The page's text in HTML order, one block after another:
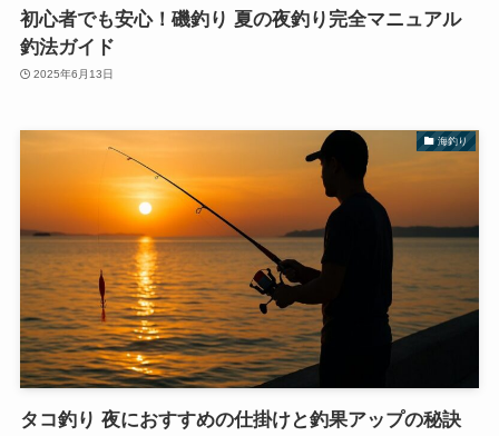
初心者でも安心！磯釣り 夏の夜釣り完全マニュアル
釣法ガイド
2025年6月13日
海釣り
タコ釣り 夜におすすめの仕掛けと釣果アップの秘訣